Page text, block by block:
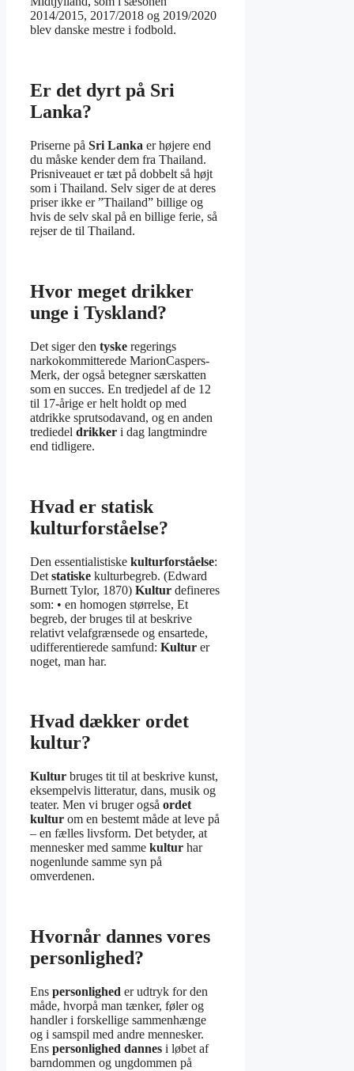
2014/2015, 2017/2018 og 2019/2020
blev danske mestre i fodbold.
Er det dyrt på Sri
Lanka?
Priserne på Sri Lanka er højere end
du måske kender dem fra Thailand.
Prisniveauet er tæt på dobbelt så højt
som i Thailand. Selv siger de at deres
priser ikke er ”Thailand” billige og
hvis de selv skal på en billige ferie, så
rejser de til Thailand.
Hvor meget drikker
unge i Tyskland?
Det siger den tyske regerings
narkokommitterede MarionCaspers-
Merk, der også betegner særskatten
som en succes. En tredjedel af de 12
til 17-årige er helt holdt op med
atdrikke sprutsodavand, og en anden
trediedel drikker i dag langtmindre
end tidligere.
Hvad er statisk
kulturforståelse?
Den essentialistiske kulturforståelse:
Det statiske kulturbegreb. (Edward
Burnett Tylor, 1870) Kultur defineres
som: • en homogen størrelse, Et
begreb, der bruges til at beskrive
relativt velafgrænsede og ensartede,
udifferentierede samfund: Kultur er
noget, man har.
Hvad dækker ordet
kultur?
Kultur bruges tit til at beskrive kunst,
eksempelvis litteratur, dans, musik og
teater. Men vi bruger også ordet
kultur om en bestemt måde at leve på
– en fælles livsform. Det betyder, at
mennesker med samme kultur har
nogenlunde samme syn på
omverdenen.
Hvornår dannes vores
personlighed?
Ens personlighed er udtryk for den
måde, hvorpå man tænker, føler og
handler i forskellige sammenhænge
og i samspil med andre mennesker.
Ens personlighed dannes i løbet af
barndommen og ungdommen på